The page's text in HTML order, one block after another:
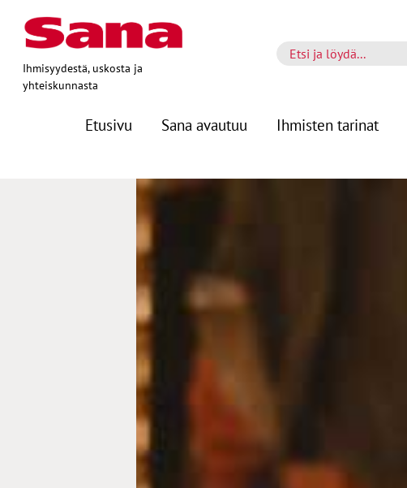
Ihmisyydestä, uskosta ja
yhteiskunnasta
Etusivu Sana avautuu Ihmisten tarinat